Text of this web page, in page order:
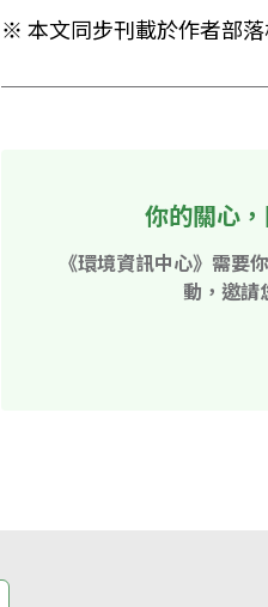
※ 本文同步刊載於作者部
你的關心
《環境資訊中心》需要
動，邀請